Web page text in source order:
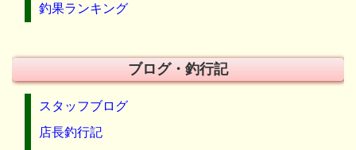
釣果ランキング
ブログ・釣行記
スタッフブログ
店長釣行記